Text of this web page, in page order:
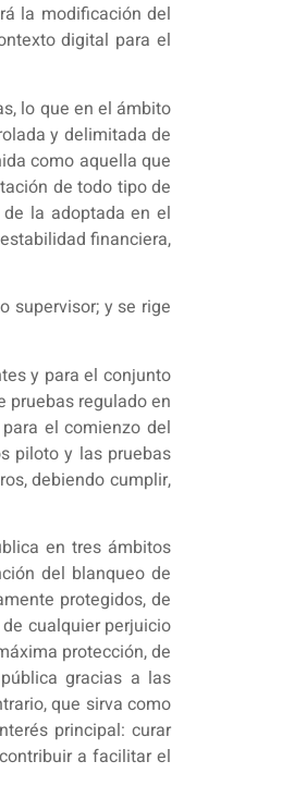
la modificación del
digital para el
lo que en el ámbito
y delimitada de
como aquella que
de todo tipo de
la adoptada en el
financiera,
supervisor; y se rige
y para el conjunto
pruebas regulado en
el comienzo del
piloto y las pruebas
debiendo cumplir,
en tres ámbitos
del blanqueo de
protegidos, de
cualquier perjuicio
protección, de
gracias a las
que sirva como
principal: curar
a facilitar el